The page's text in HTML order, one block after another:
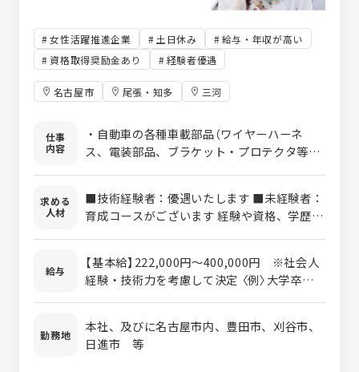
女性活躍推進企業 土日休み
給与・年収が高い
資格取得奨励金あり
経験者優遇
名古屋市 尾張・知多 三河
仕事
内容
・自動車の各種車載部品（ワイヤーハーネ
ス、電装部品、ブラケット・プロテクタ等）
・工場レイアウト、電気配線図面等の各種設
計または補助 【使用ツール】AutoCAD、ＣＡ
ＴＩＡ 等
求める
人材
■技術経験者：優遇いたします ■未経験者：
育成コースがございます 経験や資格、学歴
極的に採用しています。 ポイントとしては、
積極性、協調性、コミュニケーション能力等
の人柄を重視しています。
給与
【基本給】222,000円～400,000円 ※社会人
経験・技術力を考慮して決定 〈例〉大学卒：
方も歓迎！
勤務地
本社、及びに名古屋市内、豊田市、刈谷市、
日進市 等